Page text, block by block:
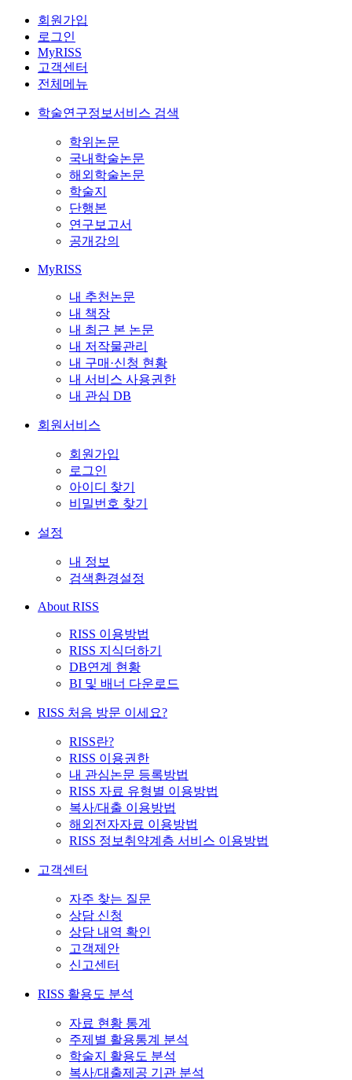
회원가입
로그인
MyRISS
고객센터
전체메뉴
학술연구정보서비스 검색
학위논문
국내학술논문
해외학술논문
학술지
단행본
연구보고서
공개강의
MyRISS
내 추천논문
내 책장
내 최근 본 논문
내 저작물관리
내 구매·신청 현황
내 서비스 사용권한
내 관심 DB
회원서비스
회원가입
로그인
아이디 찾기
비밀번호 찾기
설정
내 정보
검색환경설정
About RISS
RISS 이용방법
RISS 지식더하기
DB연계 현황
BI 및 배너 다운로드
RISS 처음 방문 이세요?
RISS란?
RISS 이용권한
내 관심논문 등록방법
RISS 자료 유형별 이용방법
복사/대출 이용방법
해외전자자료 이용방법
RISS 정보취약계층 서비스 이용방법
고객센터
자주 찾는 질문
상담 신청
상담 내역 확인
고객제안
신고센터
RISS 활용도 분석
자료 현황 통계
주제별 활용통계 분석
학술지 활용도 분석
복사/대출제공 기관 분석